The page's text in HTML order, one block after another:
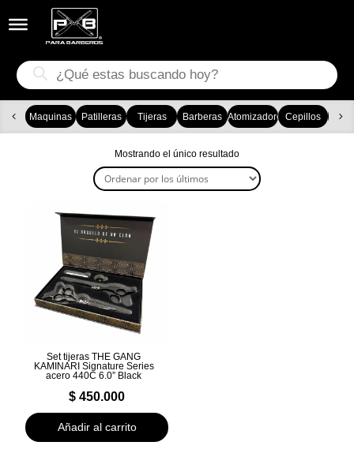
Búsqueda
de
productos
Maquinas Patilleras Tijeras Barberas AtomizadoresCepillos
Mostrando el único resultado
Set tijeras THE GANG
KAMINARI Signature Series
acero 440C 6.0” Black
$ 450.000
Añadir al carrito